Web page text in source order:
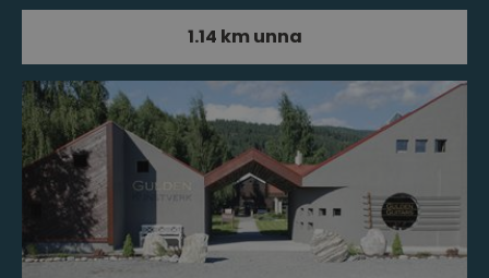
1.14 km unna